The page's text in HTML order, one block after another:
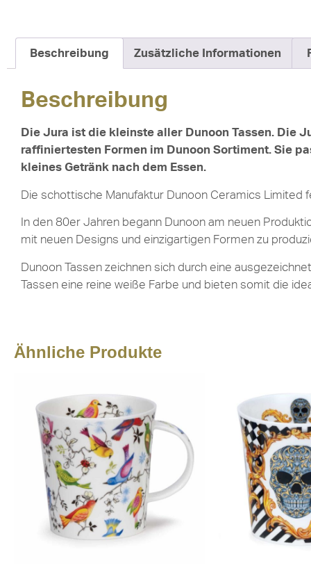
Beschreibung Zusätzliche Informationen
Beschreibung
Die Jura ist die kleinste aller Dunoon Tassen. Die
raffiniertesten Formen im Dunoon Sortiment. Sie
kleines Getränk nach dem Essen.
Die schottische Manufaktur Dunoon Ceramics Limited
In den 80er Jahren begann Dunoon am neuen
mit neuen Designs und einzigartigen Formen zu
Dunoon Tassen zeichnen sich durch eine
Tassen eine reine weiße Farbe und bieten somit die
Ähnliche Produkte